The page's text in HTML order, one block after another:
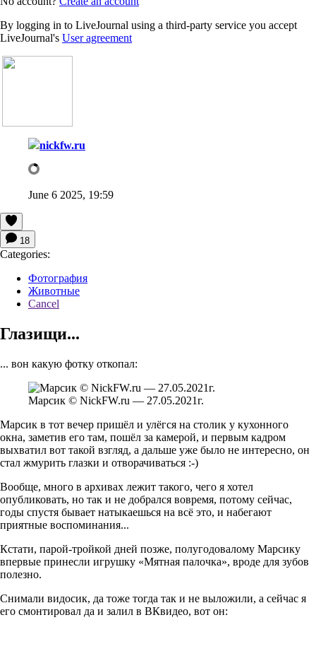
By logging in to LiveJournal using a third-party service you accept
LiveJournal's User agreement
nickfw.ru
June 6 2025, 19:59
18
Categories:
Фотография
Животные
Cancel
Глазищи...
... вон какую фотку откопал:
Марсик © NickFW.ru — 27.05.2021г.
Марсик в тот вечер пришёл и улёгся на столик у кухонного
окна, заметив его там, пошёл за камерой, и первым кадром
выхватил вот такой взгляд, а дальше уже было не интересно, он
стал жмурить глазки и отворачиваться :-)
Вообще, много в архивах лежит такого, чего я хотел
опубликовать, но так и не добрался вовремя, потому сейчас,
годы спустя бывает натыкаешься на всё это, и набегают
приятные воспоминания...
Кстати, парой-тройкой дней позже, полугодовалому Марсику
впервые принесли игрушку «Мятная палочка», вроде для зубов
полезно.
Снимали видосик, да тоже тогда так и не выложили, а сейчас я
его смонтировал да и залил в ВКвидео, вот он: